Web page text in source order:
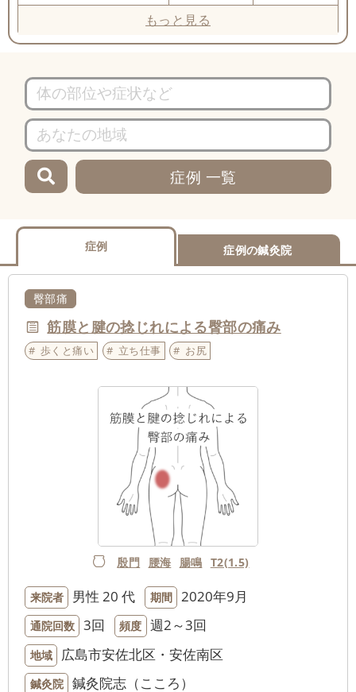
もっと見る
症例 一覧
症例 症例の鍼灸院
臀部痛
筋膜と腱の捻じれによる臀部の痛み
歩くと痛い 立ち仕事 お尻
殷門 腰海 腸鳴 T2(1.5)
来院者 男性 20 代 期間 2020年9月
通院回数 3回 頻度 週2～3回
地域 広島市安佐北区・安佐南区
鍼灸院 鍼灸院志（こころ）